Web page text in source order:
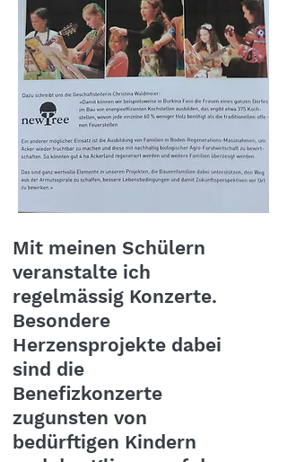
Mit meinen Schülern
veranstalte ich
regelmässig Konzerte.
Besondere
Herzensprojekte dabei
sind die
Benefizkonzerte
zugunsten von
bedürftigen Kindern